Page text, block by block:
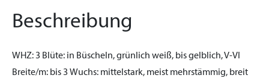
Beschreibung
WHZ:3 Blüte: in Büscheln, grünlich weiß, bis gelblich, V-VI
Breite/m: bis 3 Wuchs: mittelstark, meist mehrstämmig, breit